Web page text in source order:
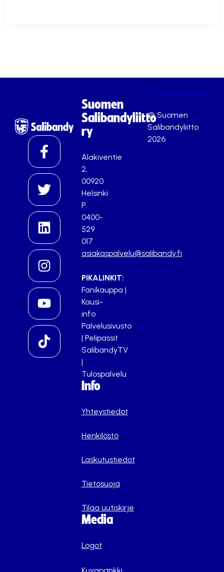
Suomen
Salibandyliitto
ry
Alakiventie
2,
00920
Helsinki
P.
0400-
529
017
asiakaspalvelu@salibandy.fi
PIKALINKIT:
Fanikauppa |
Kausi-
info
Palvelusivusto
| Pelipassit
SalibandyTV
|
Tulospalvelu
Info
Yhteystiedot
Henkilöstö
Laskutustiedot
Tietosuoja
Tilaa uutiskirje
Media
Logot
© Suomen
Salibandyliitto
2026